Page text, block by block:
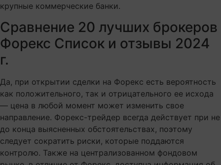
крупные коммерческие банки.
Сравнение 20 лучших брокеров
Форекс Список и отзывы 2024
г.
Да, при открытии сделки на Форекс есть вероятность
как положительного, так и отрицательного ее исхода
— цена в любой момент может изменить свое
направление. Форекс-трейдер всегда действует при не
до конца выясненных обстоятельствах, поэтому
следует сократить риски, которые поддаются
контролю. Также на централизованном фондовом